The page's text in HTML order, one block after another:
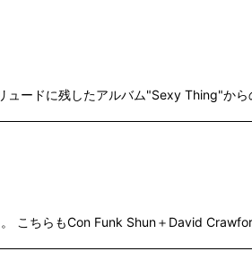
ードに残したアルバム"Sexy Thing"か
こちらもCon Funk Shun＋David